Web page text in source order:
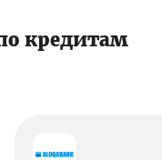
кредитам